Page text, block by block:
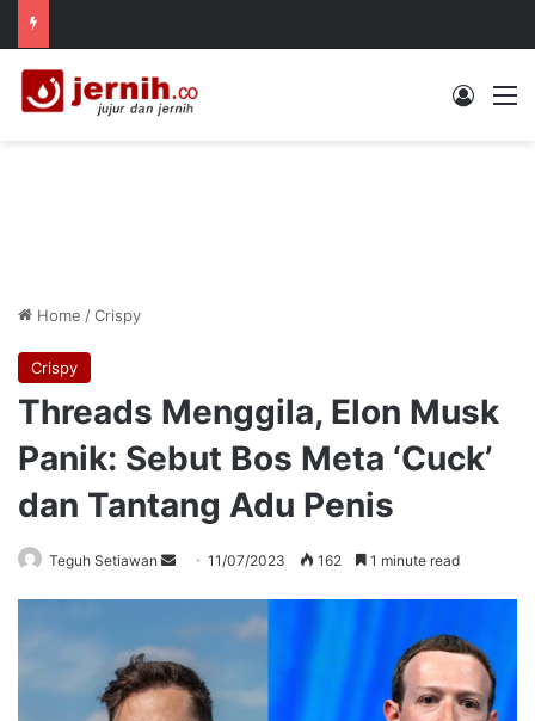
Log In
Home /Crispy
Crispy
Threads Menggila, Elon Musk
Panik: Sebut Bos Meta ‘Cuck’
dan Tantang Adu Penis
Teguh Setiawan
Send11/07/2023 162 1 minute read